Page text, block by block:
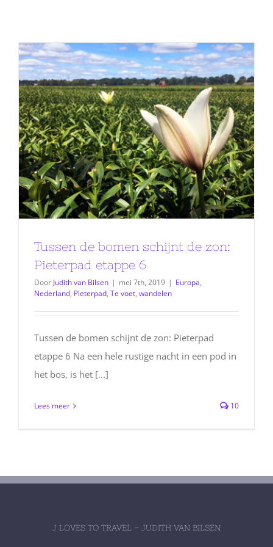
Tussen de bomen schijnt de zon:
Pieterpad etappe 6
Door Judith van Bilsen | mei 7th, 2019 | Europa,
Nederland, Pieterpad, Te voet, wandelen
Tussen de bomen schijnt de zon: Pieterpad
etappe 6 Na een hele rustige nacht in een pod in
het bos, is het [...]
Lees meer 10
J LOVES TO TRAVEL – JUDITH VAN BILSEN